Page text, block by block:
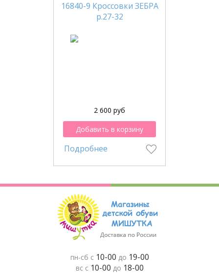
16840-9 Кроссовки ЗЕБРА
р.27-32
2 600 руб
Добавить в корзину
Подробнее
пн-сб с 10-00 до 19-00
вс с 10-00 до 18-00